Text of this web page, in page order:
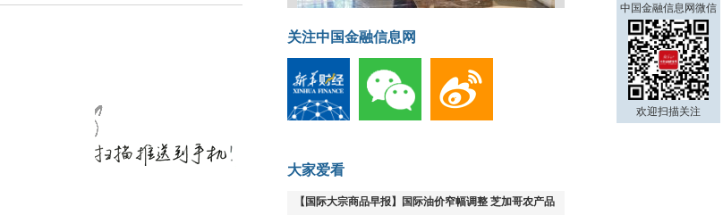
关注中国金融信息网
大家爱看
【国际大宗商品早报】国际油价窄幅调整 芝加哥农产品
中国金融信息网微信
欢迎扫描关注